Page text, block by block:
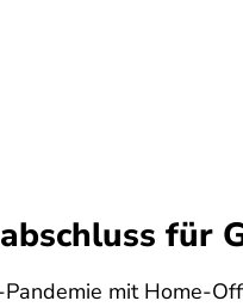
für
mit Home-